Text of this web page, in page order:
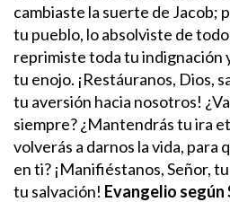
cambiaste la suerte de Jacob;
tu pueblo, lo absolviste de
reprimiste toda tu indignación
tu enojo. ¡Restáuranos, Dios,
tu aversión hacia nosotros!
siempre?¿Mantendrás tu ira
volverás a darnos la vida, para
en ti? ¡Manifiéstanos, Señor,
tu salvación! Evangelio según